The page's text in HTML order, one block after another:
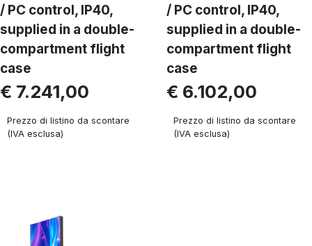
/ PC control, IP40,
supplied in a double-
compartment flight
case
€ 7.241,00
Prezzo di listino da scontare
(IVA esclusa)
/ PC control, IP40,
supplied in a double-
compartment flight
case
€ 6.102,00
Prezzo di listino da scontare
(IVA esclusa)